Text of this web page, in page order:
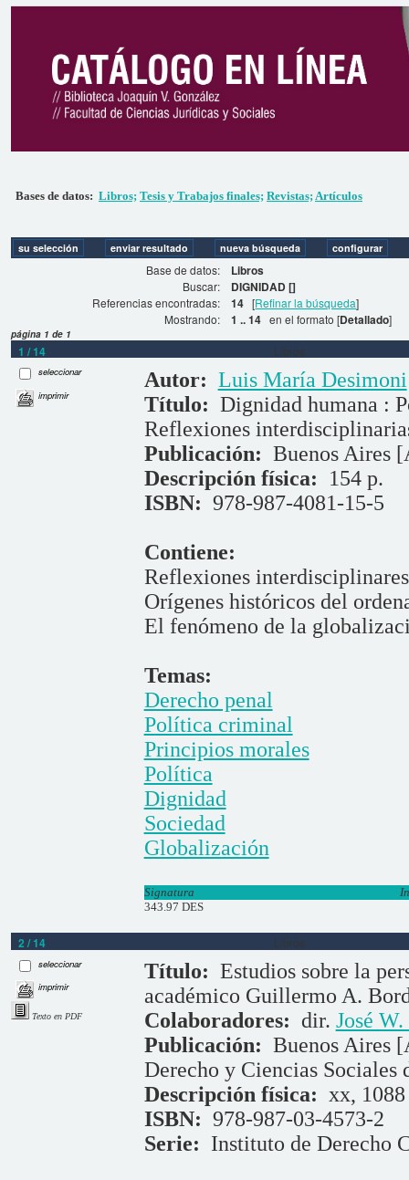
Bases de datos: Libros; Tesis y Trabajos finales; Revistas;Artículos
Base de datos: Libros
Buscar: DIGNIDAD []
Referencias encontradas: 14 [Refinar la búsqueda]
Mostrando:
1 .. 14 en el formato [Detallado]
página 1 de 1
1 / 14 Libros
seleccionar
imprimir
Autor: Luis María Desimoni
Título: Dignidad humana :
Reflexiones
Publicación: Buenos Aires
Descripción física: 154 p.
ISBN: 978-987-4081-15-5
Contiene:
Reflexiones interdisciplinares
Orígenes históricos del
El fenómeno de la
Temas:
Derecho penal
Política criminal
Principios morales
Política
Dignidad
Sociedad
Globalización
Signatura
343.97 DES
2 / 14 Libros
seleccionar
imprimir
Texto en PDF
Título: Estudios sobre la
académico Guillermo A.
Colaboradores: dir. José
Publicación: Buenos Aires
Derecho y Ciencias Sociales
Descripción física: xx, 1088
ISBN: 978-987-03-4573-2
Serie: Instituto de Derecho